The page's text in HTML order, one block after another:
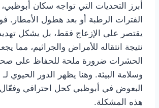
أبرز التحديات التي تواجه سكان
الفترات الرطبة أو بعد هطول الأمطار.
يقتصر على الإزعاج فقط، بل يشكل
نتيجة انتقاله للأمراض والجراثيم، مما
الحشرات ضرورة ملحة للحفاظ على صحة
وسلامة البيئة. وهنا يظهر الدور الحيوي
البعوض في أبوظبي كحل احترافي
هذه المشكلة.